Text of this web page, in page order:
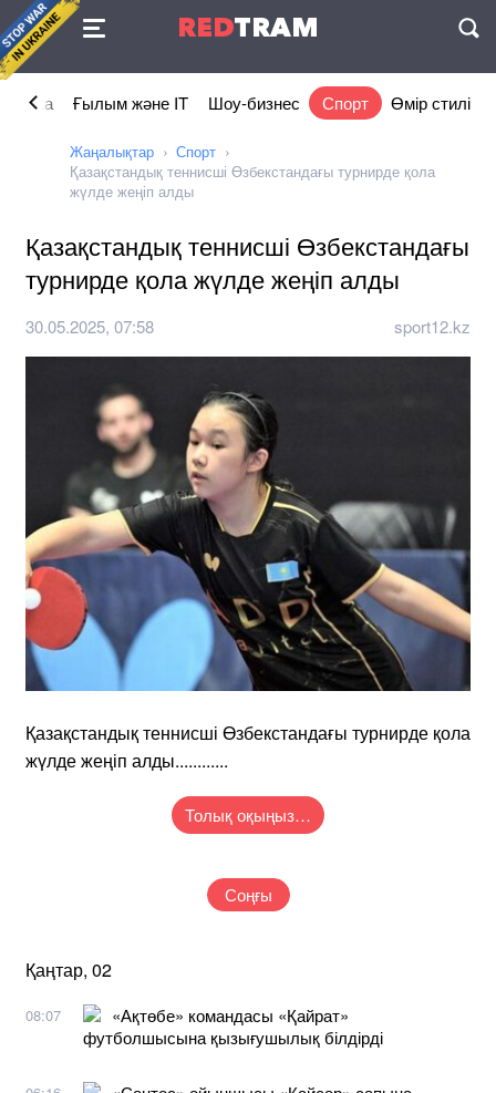
REDTRAM
Келісімі
Ғылым және IT Шоу-бизнес Спорт Өмір стилі
Жаңалықтар
Спорт
Қазақстандық теннисші Өзбекстандағы турнирде қола
жүлде жеңіп алды
Қазақстандық теннисші Өзбекстандағы
турнирде қола жүлде жеңіп алды
30.05.2025, 07:58 sport12.kz
Қазақстандық теннисші Өзбекстандағы турнирде қола
жүлде жеңіп алды............
Толық оқыңыз…
Соңғы
Қаңтар, 02
08:07
«Ақтөбе» командасы «Қайрат»
футболшысына қызығушылық білдірді